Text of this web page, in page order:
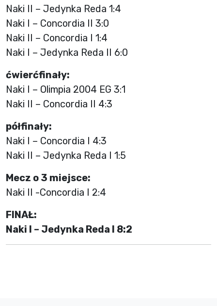
Naki II – Jedynka Reda 1:4
Naki I – Concordia II 3:0
Naki II – Concordia I 1:4
Naki I – Jedynka Reda II 6:0
ćwierćfinały:
Naki I – Olimpia 2004 EG 3:1
Naki II – Concordia II 4:3
półfinały:
Naki I – Concordia I 4:3
Naki II – Jedynka Reda I 1:5
Mecz o 3 miejsce:
Naki II -Concordia I 2:4
FINAŁ:
Naki I – Jedynka Reda I 8:2